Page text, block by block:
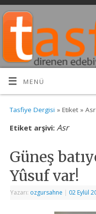
MENÜ
Tasfiye Dergisi » Etiket » Asr
Etiket arşivi:Asr
Güneş
Yûsuf var!
Yazarı: ozgursahne | 02 Eylül